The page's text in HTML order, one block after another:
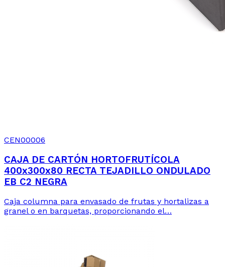
CEN00006
CAJA DE CARTÓN HORTOFRUTÍCOLA
400x300x80 RECTA TEJADILLO ONDULADO
EB C2 NEGRA
Caja columna para envasado de frutas y hortalizas a
granel o en barquetas, proporcionando el…